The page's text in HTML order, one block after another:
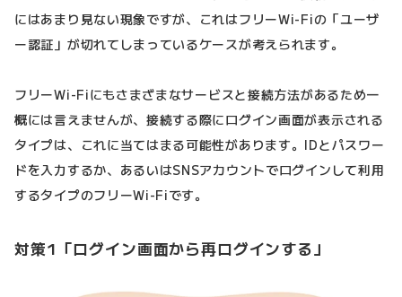
にはあまり見ない現象ですが、これはフリーWi-Fiの「ユーザ
ー認証」が切れてしまっているケースが考えられます。
フリーWi-Fiにもさまざまなサービスと接続方法があるため一
概には言えませんが、接続する際にログイン画面が表示される
タイプは、これに当てはまる可能性があります。IDとパスワー
ドを入力するか、あるいはSNSアカウントでログインして利用
するタイプのフリーWi-Fiです。
対策1「ログイン画面から再ログインする」